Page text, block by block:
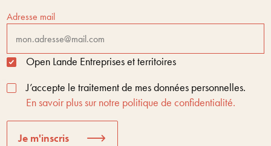
Adresse mail
Open Lande Entreprises et territoires
J’accepte le traitement de mes données personnelles.
En savoir plus sur notre politique de confidentialité.
Je m'inscris